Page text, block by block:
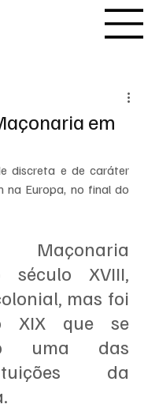
em
discreta e de caráter
na Europa, no final do
século XVIII,
mas foi
XIX que se
uma das
da